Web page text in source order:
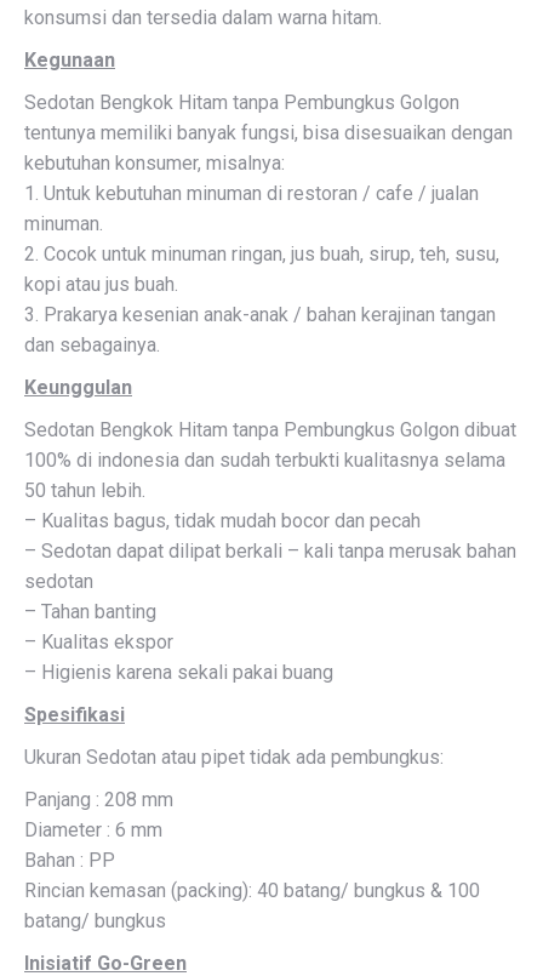
konsumsi dan tersedia dalam warna hitam.
Kegunaan
Sedotan Bengkok Hitam tanpa Pembungkus Golgon
tentunya memiliki banyak fungsi, bisa disesuaikan dengan
kebutuhan konsumer, misalnya:
1. Untuk kebutuhan minuman di restoran / cafe / jualan
minuman.
2. Cocok untuk minuman ringan, jus buah, sirup, teh, susu,
kopi atau jus buah.
3. Prakarya kesenian anak-anak / bahan kerajinan tangan
dan sebagainya.
Keunggulan
Sedotan Bengkok Hitam tanpa Pembungkus Golgon dibuat
100% di indonesia dan sudah terbukti kualitasnya selama
50 tahun lebih.
– Kualitas bagus, tidak mudah bocor dan pecah
– Sedotan dapat dilipat berkali – kali tanpa merusak bahan
sedotan
– Tahan banting
– Kualitas ekspor
– Higienis karena sekali pakai buang
Spesifikasi
Ukuran Sedotan atau pipet tidak ada pembungkus:
Panjang : 208 mm
Diameter : 6 mm
Bahan : PP
Rincian kemasan (packing): 40 batang/ bungkus & 100
batang/ bungkus
Inisiatif Go-Green